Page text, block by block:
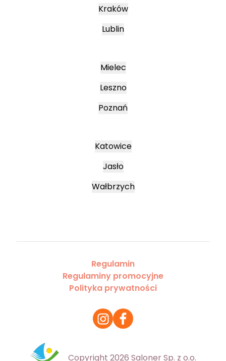
Kraków
Lublin
Mielec
Leszno
Poznań
Katowice
Jasło
Wałbrzych
Regulamin
Regulaminy promocyjne
Polityka prywatności
Copyright 2026 Saloner Sp. z o.o.